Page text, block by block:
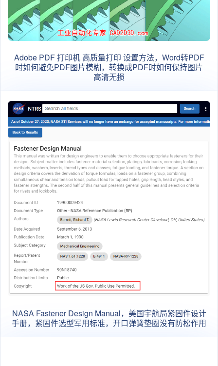
Adobe PDF 打印机 高质量打印 设置方法，Word转PDF
时如何避免PDF图片模糊，转换成PDF时如何保持图片
高清无损
NASA Fastener Design Manual，美国宇航局紧固件设计
手册，紧固件选型军用标准，开口弹簧垫圈没有防松作用